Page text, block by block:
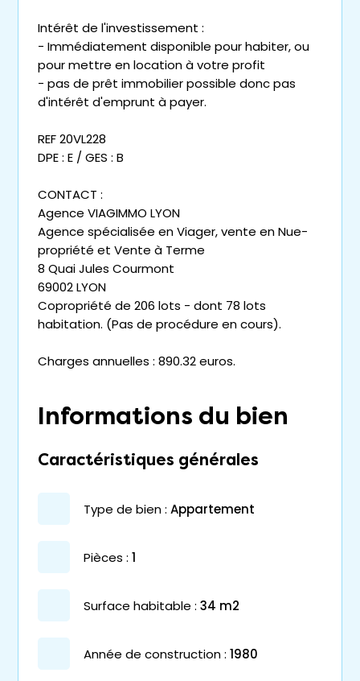
Intérêt de l'investissement :
- Immédiatement disponible pour habiter, ou
pour mettre en location à votre profit
- pas de prêt immobilier possible donc pas
d'intérêt d'emprunt à payer.
REF 20VL228
DPE : E / GES : B
CONTACT :
Agence VIAGIMMO LYON
Agence spécialisée en Viager, vente en Nue-
propriété et Vente à Terme
8 Quai Jules Courmont
69002 LYON
Copropriété de 206 lots - dont 78 lots
habitation. (Pas de procédure en cours).
Charges annuelles : 890.32 euros.
Informations du bien
Caractéristiques générales
type de bien : appartement
pièces : 1
surface habitable : 34 m2
année de construction : 1980